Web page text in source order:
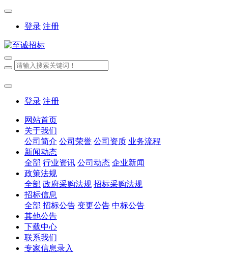
登录 注册
登录 注册
网站首页
关于我们
公司简介 公司荣誉 公司资质 业务流程
新闻动态
全部 行业资讯 公司动态 企业新闻
政策法规
全部 政府采购法规 招标采购法规
招标信息
全部 招标公告 变更公告 中标公告
其他公告
下载中心
联系我们
专家信息录入